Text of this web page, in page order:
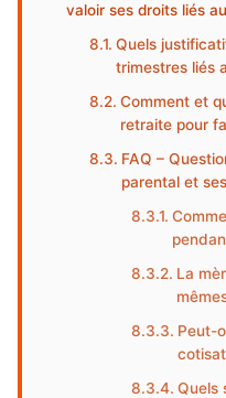
valoir ses droits liés
Quels
trimestres liés
Comment et
retraite pour
FAQ –
parental et
La
Peut-
Quels